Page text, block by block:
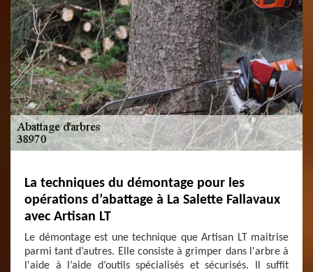
La techniques du démontage pour les
opérations d’abattage à La Salette Fallavaux
avec Artisan LT
Le démontage est une technique que Artisan LT maitrise
parmi tant d’autres. Elle consiste à grimper dans l'arbre à
l'aide à l’aide d’outils spécialisés et sécurisés. Il suffit